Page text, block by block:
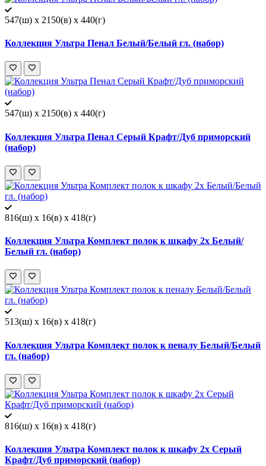
547(ш) x 2150(в) x 440(г)
Коллекция Ультра Пенал Белый/Белый гл. (набор)
547(ш) x 2150(в) x 440(г)
Коллекция Ультра Пенал Серый Крафт/Дуб приморский
(набор)
816(ш) x 16(в) x 418(г)
Коллекция Ультра Комплект полок к шкафу 2х Белый/
Белый гл. (набор)
513(ш) x 16(в) x 418(г)
Коллекция Ультра Комплект полок к пеналу Белый/Белый
гл. (набор)
816(ш) x 16(в) x 418(г)
Коллекция Ультра Комплект полок к шкафу 2х Серый
Крафт/Дуб приморский (набор)